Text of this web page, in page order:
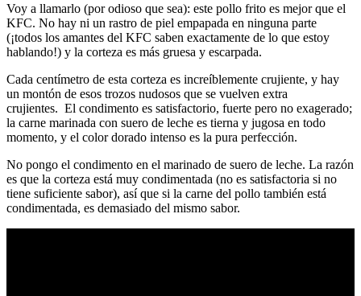
Voy a llamarlo (por odioso que sea): este pollo frito es mejor que el
KFC. No hay ni un rastro de piel empapada en ninguna parte
(¡todos los amantes del KFC saben exactamente de lo que estoy
hablando!) y la corteza es más gruesa y escarpada.
Cada centímetro de esta corteza es increíblemente crujiente, y hay
un montón de esos trozos nudosos que se vuelven extra
crujientes. El condimento es satisfactorio, fuerte pero no exagerado;
la carne marinada con suero de leche es tierna y jugosa en todo
momento, y el color dorado intenso es la pura perfección.
No pongo el condimento en el marinado de suero de leche. La razón
es que la corteza está muy condimentada (no es satisfactoria si no
tiene suficiente sabor), así que si la carne del pollo también está
condimentada, es demasiado del mismo sabor.